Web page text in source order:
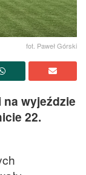
fot. Paweł Górski
wyjeździe
22.